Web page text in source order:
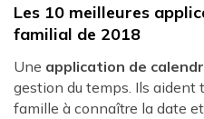
Les 10 meilleures
familial de 2018
Une application de
gestion du temps. Ils aident
famille à connaître la date